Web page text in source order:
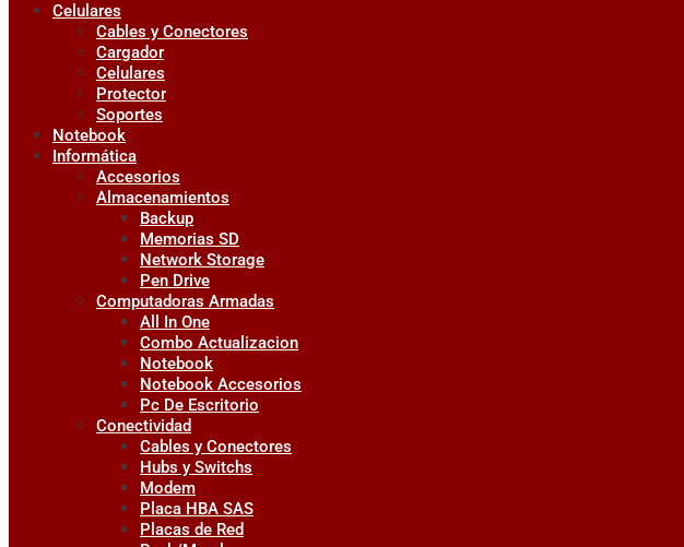
Celulares
Cables y Conectores
Cargador
Celulares
Protector
Soportes
Notebook
Informática
Accesorios
Almacenamientos
Backup
Memorias SD
Network Storage
Pen Drive
Computadoras Armadas
All In One
Combo Actualizacion
Notebook
Notebook Accesorios
Pc De Escritorio
Conectividad
Cables y Conectores
Hubs y Switchs
Modem
Placa HBA SAS
Placas de Red